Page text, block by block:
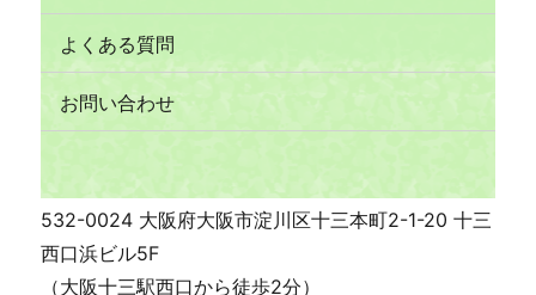
よくある質問
お問い合わせ
532-0024 大阪府大阪市淀川区十三本町2-1-20 十三
西口浜ビル5F
（大阪十三駅西口から徒歩2分）